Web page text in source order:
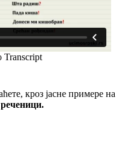
кроз јасне примере на